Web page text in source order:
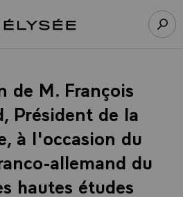
Retour à l’accueil Élysée
de M. François
Président de la
à l'occasion du
allemand du
hautes études